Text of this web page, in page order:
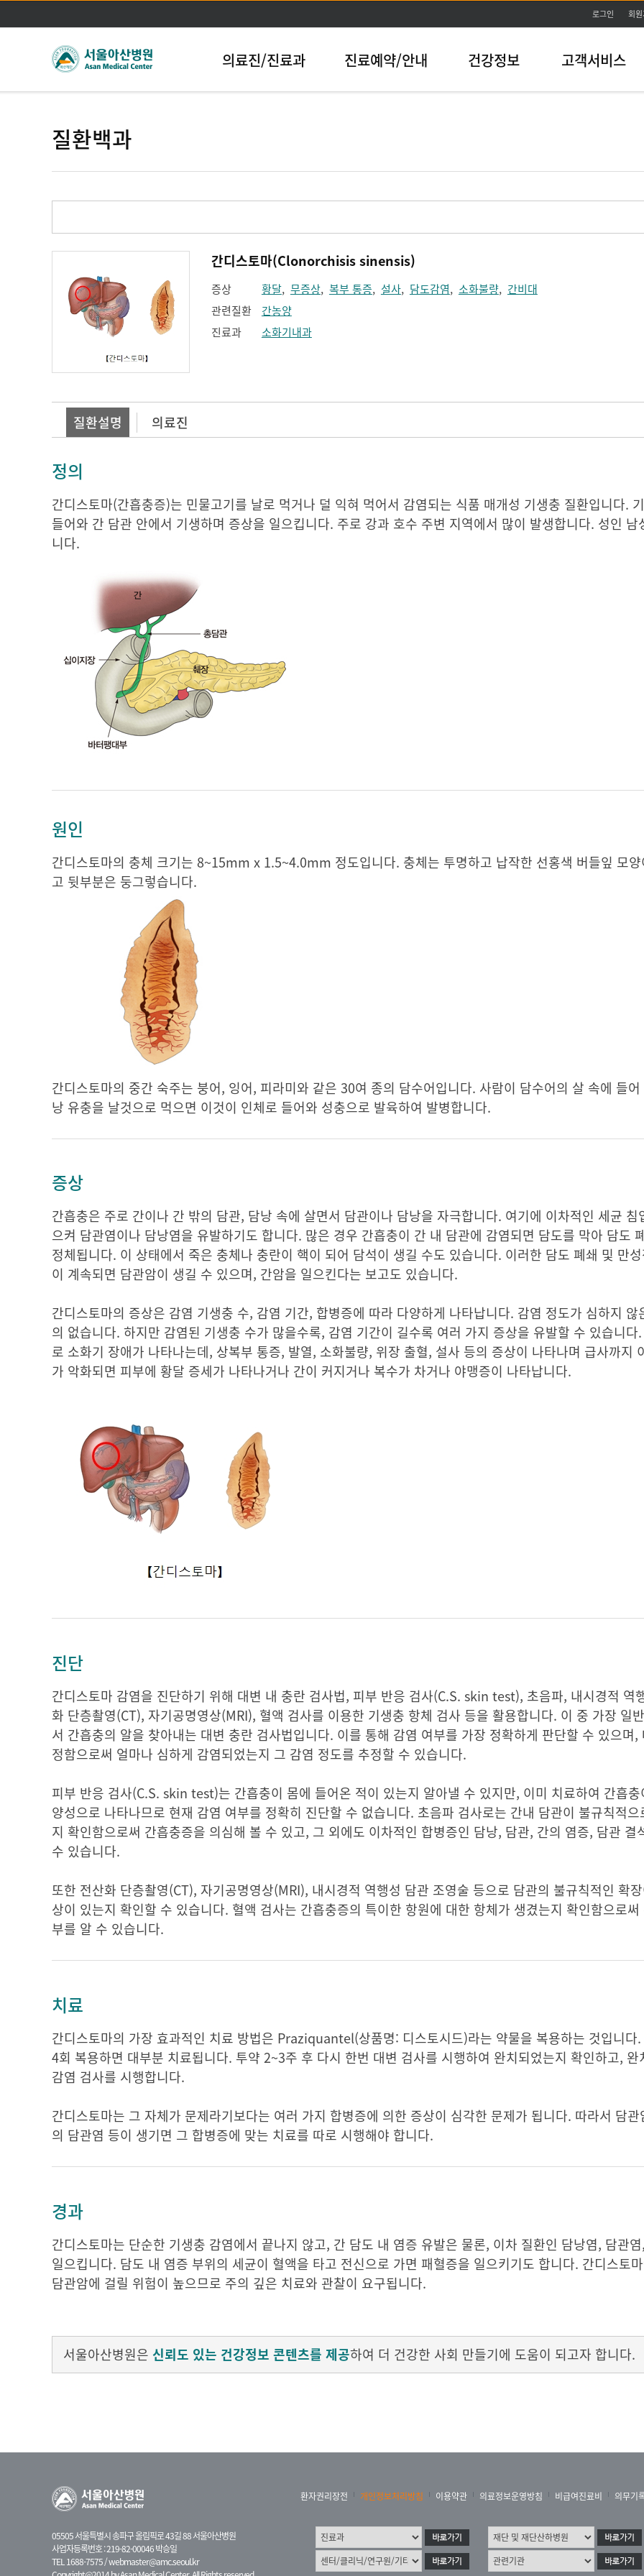
본문바로가기
로그인 회
의료진/진료과 진료예약/안내 건강정보 고객서비스
질환백과
간디스토마(Clonorchisis sinensis)
증상 황달, 무증상, 복부 통증, 설사, 담도감염, 소화불량, 간비대
관련질환
간농양
진료과
소화기내과
질환설명 의료진
정의
간디스토마(간흡충증)는 민물고기를 날로 먹거나 덜 익혀 먹어서 감염되는 식품 매개성 기생충 질환입니다.
들어와 간 담관 안에서 기생하며 증상을 일으킵니다. 주로 강과 호수 주변 지역에서 많이 발생합니다. 성인 남
니다.
원인
간디스토마의 충체 크기는 8~15mm x 1.5~4.0mm 정도입니다. 충체는 투명하고 납작한 선홍색 버들잎 모
고 뒷부분은 둥그렇습니다.
간디스토마의 중간 숙주는 붕어, 잉어, 피라미와 같은 30여 종의 담수어입니다. 사람이 담수어의 살 속에 들
낭 유충을 날것으로 먹으면 이것이 인체로 들어와 성충으로 발육하여 발병합니다.
증상
간흡충은 주로 간이나 간 밖의 담관, 담낭 속에 살면서 담관이나 담낭을 자극합니다. 여기에 이차적인 세균 침
으켜 담관염이나 담낭염을 유발하기도 합니다. 많은 경우 간흡충이 간 내 담관에 감염되면 담도를 막아 담도
정체됩니다. 이 상태에서 죽은 충체나 충란이 핵이 되어 담석이 생길 수도 있습니다. 이러한 담도 폐쇄 및 만
이 계속되면 담관암이 생길 수 있으며, 간암을 일으킨다는 보고도 있습니다.
간디스토마의 증상은 감염 기생충 수, 감염 기간, 합병증에 따라 다양하게 나타납니다. 감염 정도가 심하지 않
의 없습니다. 하지만 감염된 기생충 수가 많을수록, 감염 기간이 길수록 여러 가지 증상을 유발할 수 있습니다
로 소화기 장애가 나타나는데, 상복부 통증, 발열, 소화불량, 위장 출혈, 설사 등의 증상이 나타나며 급사까지
가 악화되면 피부에 황달 증세가 나타나거나 간이 커지거나 복수가 차거나 야맹증이 나타납니다.
진단
간디스토마 감염을 진단하기 위해 대변 내 충란 검사법, 피부 반응 검사(C.S. skin test), 초음파, 내시경적 역
화 단층촬영(CT), 자기공명영상(MRI), 혈액 검사를 이용한 기생충 항체 검사 등을 활용합니다. 이 중 가장 일
서 간흡충의 알을 찾아내는 대변 충란 검사법입니다. 이를 통해 감염 여부를 가장 정확하게 판단할 수 있으며
정함으로써 얼마나 심하게 감염되었는지 그 감염 정도를 추정할 수 있습니다.
피부 반응 검사(C.S. skin test)는 간흡충이 몸에 들어온 적이 있는지 알아낼 수 있지만, 이미 치료하여 간흡
양성으로 나타나므로 현재 감염 여부를 정확히 진단할 수 없습니다. 초음파 검사로는 간내 담관이 불규칙적
지 확인함으로써 간흡충증을 의심해 볼 수 있고, 그 외에도 이차적인 합병증인 담낭, 담관, 간의 염증, 담관 결
수 있습니다.
또한 전산화 단층촬영(CT), 자기공명영상(MRI), 내시경적 역행성 담관 조영술 등으로 담관의 불규칙적인 확
상이 있는지 확인할 수 있습니다. 혈액 검사는 간흡충증의 특이한 항원에 대한 항체가 생겼는지 확인함으로
부를 알 수 있습니다.
치료
간디스토마의 가장 효과적인 치료 방법은 Praziquantel(상품명: 디스토시드)라는 약물을 복용하는 것입니다
4회 복용하면 대부분 치료됩니다. 투약 2~3주 후 다시 한번 대변 검사를 시행하여 완치되었는지 확인하고, 완
감염 검사를 시행합니다.
간디스토마는 그 자체가 문제라기보다는 여러 가지 합병증에 의한 증상이 심각한 문제가 됩니다. 따라서 담
의 담관염 등이 생기면 그 합병증에 맞는 치료를 따로 시행해야 합니다.
경과
간디스토마는 단순한 기생충 감염에서 끝나지 않고, 간 담도 내 염증 유발은 물론, 이차 질환인 담낭염, 담관
일으킵니다. 담도 내 염증 부위의 세균이 혈액을 타고 전신으로 가면 패혈증을 일으키기도 합니다. 간디스토
담관암에 걸릴 위험이 높으므로 주의 깊은 치료와 관찰이 요구됩니다.
서울아산병원은 신뢰도 있는 건강정보 콘텐츠를 제공하여 더 건강한 사회 만들기에 도움이 되고자 합니다.
05505 서울특별시 송파구 올림픽로 43길 88 서울아산병원
사업자등록번호 : 219-82-00046 박승일
TEL 1688-7575 /webmaster@amc.seoul.kr
환자권리장전 개인정보처리방침 이용약관 의료정보운영방침 비급여진료비 의무기